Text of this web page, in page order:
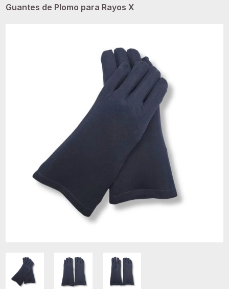
Guantes de Plomo para Rayos X